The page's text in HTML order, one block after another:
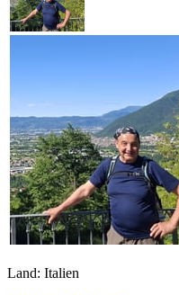
Land: Italien